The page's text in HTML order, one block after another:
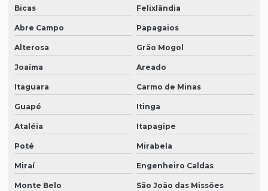
Bicas Felixlândia
Abre Campo Papagaios
Alterosa Grão Mogol
Joaíma Areado
Itaguara Carmo de Minas
Guapé Itinga
Ataléia Itapagipe
Poté Mirabela
Miraí Engenheiro Caldas
Monte Belo São João das Missões